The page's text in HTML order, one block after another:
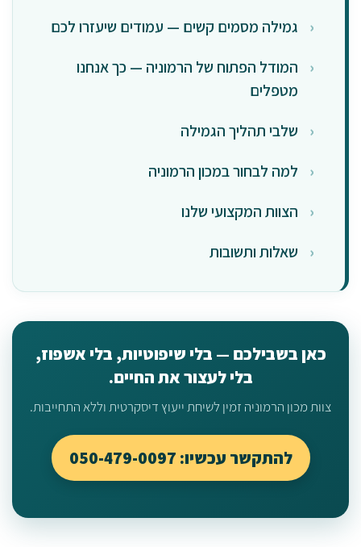
גמילה מסמים קשים — עמודים שיעזרו לכם
המודל הפתוח של הרמוניה — כך אנחנו
מטפלים
שלבי תהליך הגמילה
למה לבחור במכון הרמוניה
הצוות המקצועי שלנו
שאלות ותשובות
כאן בשבילכם — בלי שיפוטיות, בלי אשפוז,
בלי לעצור את החיים.
צוות מכון הרמוניה זמין לשיחת ייעוץ דיסקרטית וללא התחייבות.
להתקשר עכשיו: 050-479-0097